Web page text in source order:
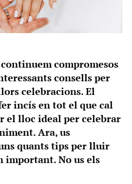
compromesos
consells per
celebracions. El
incís en tot el que cal
el lloc ideal per celebrar
Ara, us
quants tips per lluir
important. No us els